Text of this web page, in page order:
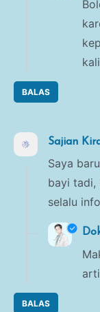
BALAS
kali
Sajian
Saya
bayi tadi,
selalu
BALAS